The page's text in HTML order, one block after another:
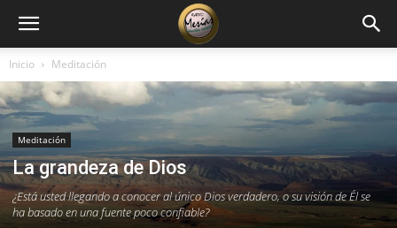
Inicio Meditación
Meditación
La grandeza de Dios
¿Está usted llegando a conocer al único Dios verdadero, o su visión de Él se
ha basado en una fuente poco confiable?